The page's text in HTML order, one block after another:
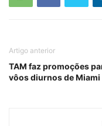
Artigo anterior
TAM faz promoções
vôos diurnos de Miami